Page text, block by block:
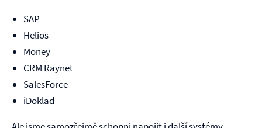
SAP
Helios
Money
CRM Raynet
SalesForce
iDoklad